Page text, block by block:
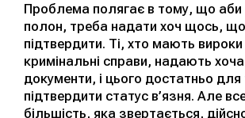
Проблема полягає в тому, що аби
полон, треба надати хоч щось,
підтвердити. Ті, хто мають вироки
кримінальні справи, надають хоча
документи, і цього достатньо для
підтвердити статус в’язня. Але
більшість, яка звертається,